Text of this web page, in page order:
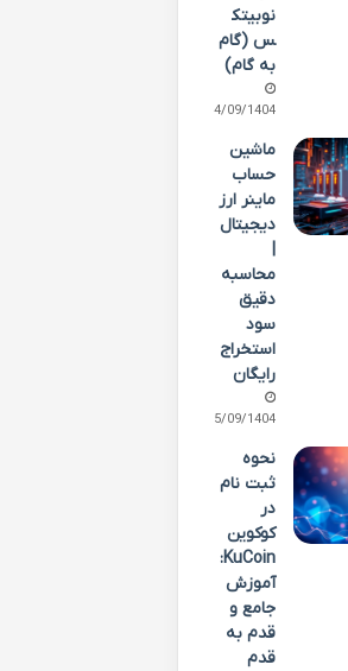
نوبیتک
س (گام
به گام)
24/09/1404
ماشین
حساب
ماینر ارز
دیجیتال
محاسبه
دقیق
سود
استخراج
رایگان
15/09/1404
نحوه
ثبت نام
در
کوکوین
KuCoin:
آموزش
جامع و
قدم به
قدم